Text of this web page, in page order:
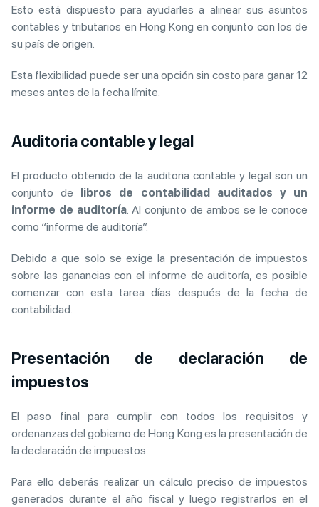
Esto está dispuesto para ayudarles a alinear sus asuntos
contables y tributarios en Hong Kong en conjunto con los de
su país de origen.
Esta flexibilidad puede ser una opción sin costo para ganar 12
meses antes de la fecha límite.
Auditoria contable y legal
El producto obtenido de la auditoria contable y legal son un
conjunto de libros de contabilidad auditados y un
informe de auditoría. Al conjunto de ambos se le conoce
como “informe de auditoría”.
Debido a que solo se exige la presentación de impuestos
sobre las ganancias con el informe de auditoría, es posible
comenzar con esta tarea días después de la fecha de
contabilidad.
Presentación de declaración de
impuestos
El paso final para cumplir con todos los requisitos y
ordenanzas del gobierno de Hong Kong es la presentación de
la declaración de impuestos.
Para ello deberás realizar un cálculo preciso de impuestos
generados durante el año fiscal y luego registrarlos en el